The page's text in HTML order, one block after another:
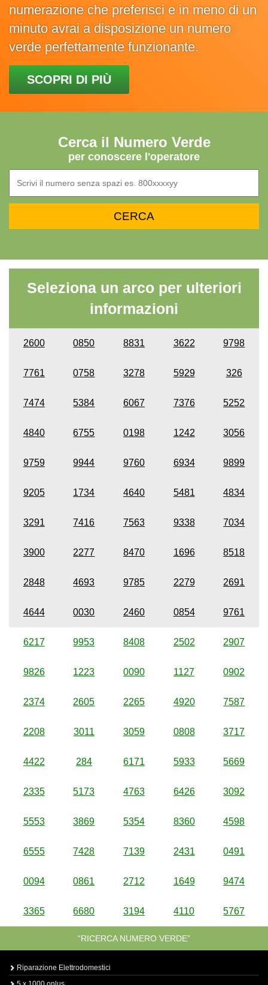
numerazione che preferisci e in meno di un
minuto avrai a disposizione un numero
verde perfettamente funzionante.
SCOPRI DI PIÙ
Cerca il Numero Verde
per conoscere l'operatore
Seleziona un arco per ulteriori
informazioni
2600 0850 8831 3622 9798
7761 0758 3278 5929 326
7474 5384 6067 7376 5252
4840 6755 0198 1242 3056
9759 9944 9760 6934 9899
9205 1734 4640 5481 4834
3291 7416 7563 9338 7034
3900 2277 8470 1696 8518
2848 4693 9785 2279 2691
4644 0030 2460 0854 9761
6217 9953 8408 2502 2907
9826 1223 0090 1127 0902
2374 2605 2265 4920 7587
2208 3011 3059 0808 3717
4422 284 6171 5933 5669
2335 5173 4763 6426 3092
5553 3869 5354 8360 4598
6555 7428 7139 2431 0491
0094 0861 2712 1649 9474
3365 6680 3194 4110 5767
“RICERCA NUMERO VERDE”
Riparazione Elettrodomestici